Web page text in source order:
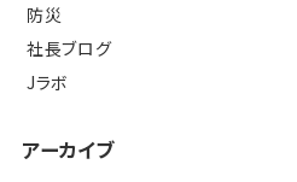
防災
社長ブログ
Jラボ
アーカイブ